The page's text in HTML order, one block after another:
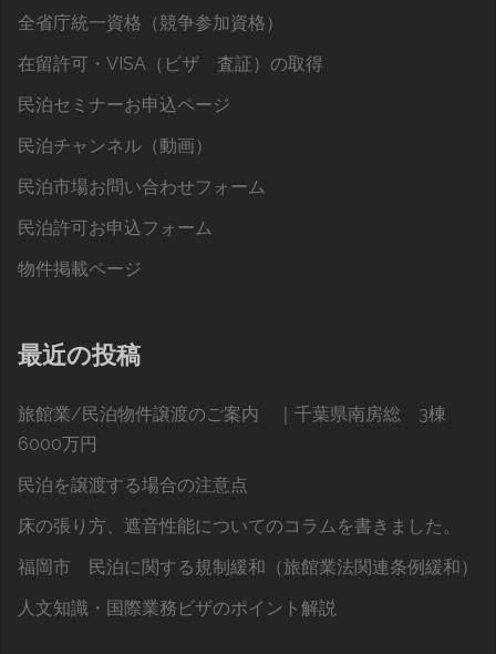
全省庁統一資格（競争参加資格）
在留許可・VISA（ビザ 査証）の取得
民泊セミナーお申込ページ
民泊チャンネル（動画）
民泊市場お問い合わせフォーム
民泊許可お申込フォーム
物件掲載ページ
最近の投稿
旅館業/民泊物件譲渡のご案内 ｜千葉県南房総 3棟
6000万円
民泊を譲渡する場合の注意点
床の張り方、遮音性能についてのコラムを書きました。
福岡市 民泊に関する規制緩和（旅館業法関連条例緩和）
人文知識・国際業務ビザのポイント解説